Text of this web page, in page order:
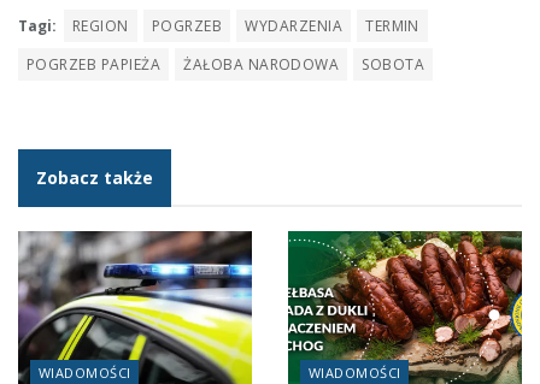
Tagi: REGION POGRZEB WYDARZENIA
TERMIN
POGRZEB PAPIEŻA
ŻAŁOBA NARODOWA SOBOTA
Zobacz także
WIADOMOŚCI WIADOMOŚCI